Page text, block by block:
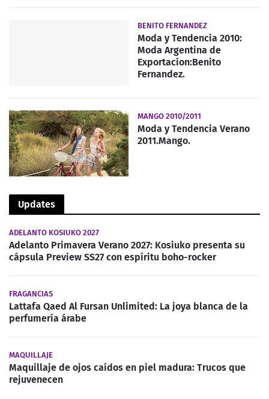
BENITO FERNANDEZ
Moda y Tendencia 2010:
Moda Argentina de
Exportacion:Benito
Fernandez.
MANGO 2010/2011
Moda y Tendencia Verano
2011.Mango.
Updates
ADELANTO KOSIUKO 2027
Adelanto Primavera Verano 2027: Kosiuko presenta su
cápsula Preview SS27 con espíritu boho-rocker
FRAGANCIAS
Lattafa Qaed Al Fursan Unlimited: La joya blanca de la
perfumería árabe
MAQUILLAJE
Maquillaje de ojos caídos en piel madura: Trucos que
rejuvenecen